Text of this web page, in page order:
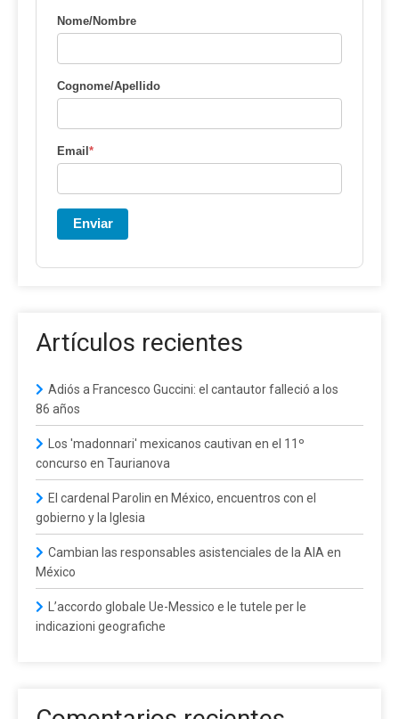
Nome/Nombre
Cognome/Apellido
Email*
Enviar
Artículos recientes
Adiós a Francesco Guccini: el cantautor falleció a los
86 años
Los 'madonnari' mexicanos cautivan en el 11º
concurso en Taurianova
El cardenal Parolin en México, encuentros con el
gobierno y la Iglesia
Cambian las responsables asistenciales de la AIA en
México
L’accordo globale Ue-Messico e le tutele per le
indicazioni geografiche